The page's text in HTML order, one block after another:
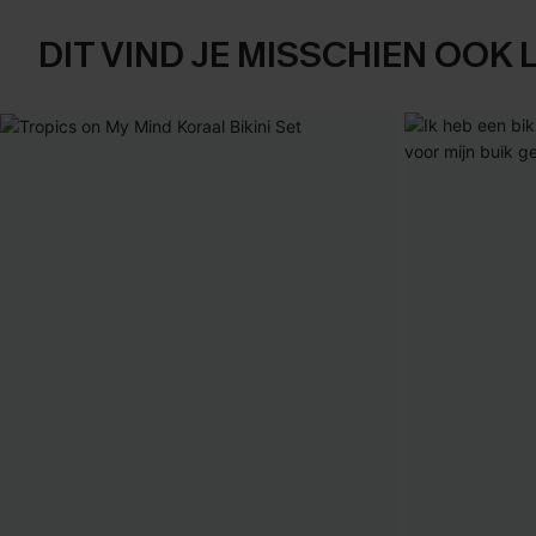
DIT VIND JE MISSCHIEN OOK